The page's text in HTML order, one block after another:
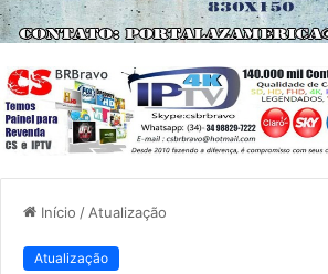
Início / Atualização
Atualização